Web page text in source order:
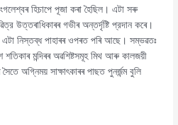
হিচাপে পূজা কৰা হৈছিল। এটা সৰু
উত্তৰাধিকাৰৰ গভীৰ অন্তর্দৃষ্টি প্রদান কৰে।
নিস্তব্ধ পাহাৰৰ ওপৰত পৰি আছে। সম্ভৱতঃ
মন্দিৰৰ অৱশিষ্টসমূহ মিথ আৰু কালজয়ী
অগ্নিময় সাক্ষাৎকাৰৰ পাছত পুনর্জন্ম বুলি